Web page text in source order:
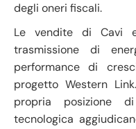
degli oneri fiscali.
Le vendite di Cavi
trasmissione di
performance di
progetto Western
propria posizione
tecnologica